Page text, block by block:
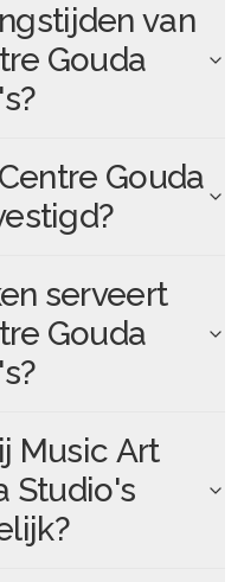
van
Gouda
?
Gouda
serveert
Gouda
?
Music Art
Studio's